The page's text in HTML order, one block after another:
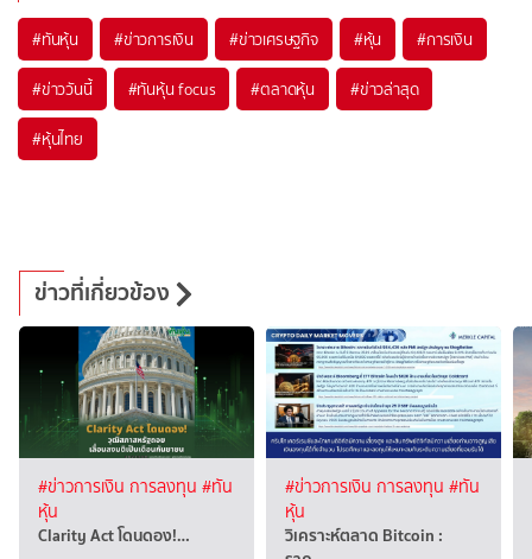
#ทันหุ้น #ข่าวการเงิน #ข่าวเศรษฐกิจ #หุ้น #การเงิน
#ข่าววันนี้ #ทันหุ้น focus #ตลาดหุ้น #ข่าวล่าสุด
#หุ้นไทย
ข่าวที่เกี่ยวข้อง
#ข่าวการเงิน การลงทุน #ทัน
หุ้น
Clarity Act โดนดอง!…
#ข่าวการเงิน การลงทุน #ทัน
หุ้น
วิเคราะห์ตลาด Bitcoin :